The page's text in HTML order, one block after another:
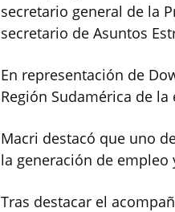
secretario general de la
secretario de Asuntos
En representación de
Región Sudamérica de la
Macri destacó que uno
la generación de empleo
Tras destacar el